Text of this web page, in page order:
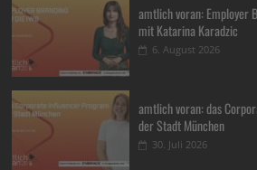
amtlich voran: Employer
mit Katarina Karadzic
6. August 2026
amtlich voran: das
der Stadt München
30. Juli 2026